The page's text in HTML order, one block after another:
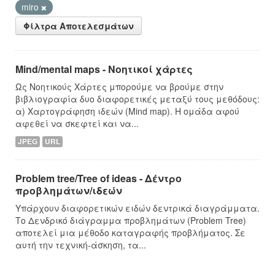
miro
Φίλτρα Αποτελεσμάτων
Mind/mental maps - Νοητικοί χάρτες
Ως Νοητικούς Χάρτες μπορούμε να βρούμε στην
βιβλιογραφία δυο διαφορετικές μεταξύ τους μεθόδους:
α) Χαρτογράφηση ιδεών (Mind map). Η ομάδα αφού
αφεθεί να σκεφτεί και να...
JPEG URL
Problem tree/Tree of ideas - Δέντρο
προβλημάτων/ιδεών
Υπάρχουν διαφορετικών ειδών δεντρικά διαγράμματα.
Το Δενδρικό διάγραμμα προβλημάτων (Problem Tree)
αποτελεί μια μέθοδο καταγραφής προβλήματος. Σε
αυτή την τεχνική-άσκηση, τα...